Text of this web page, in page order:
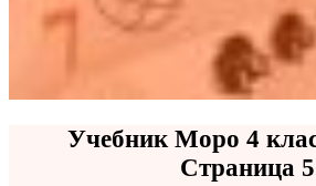
Учебник Моро 4
Страница 5